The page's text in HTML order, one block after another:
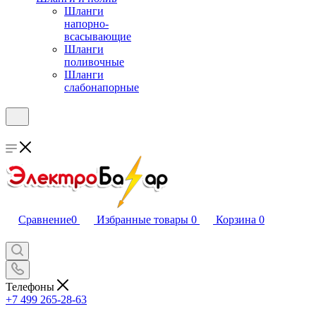
Шланги
напорно-
всасывающие
Шланги
поливочные
Шланги
слабонапорные
Сравнение0 Избранные товары 0 Корзина 0
Телефоны
+7 499 265-28-63